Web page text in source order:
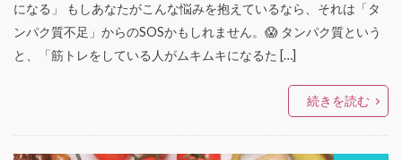
になる」 もしあなたがこんな悩みを抱えているなら、それは「タ
ンパク質不足」からのSOSかもしれません。😱 タンパク質という
と、「筋トレをしている人がムキムキになるた […]
続きを読む